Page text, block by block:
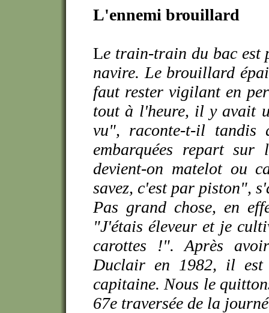
L'ennemi brouillard
Le train-train du bac est
navire. Le brouillard
faut rester vigilant en
tout à l'heure, il y avait
vu", raconte-t-il tandis
embarquées repart sur
devient-on matelot ou
savez, c'est par piston",
Pas grand chose, en
"J'étais éleveur et je
carottes !". Après
Duclair en 1982, il est
capitaine. Nous le
67e traversée de la